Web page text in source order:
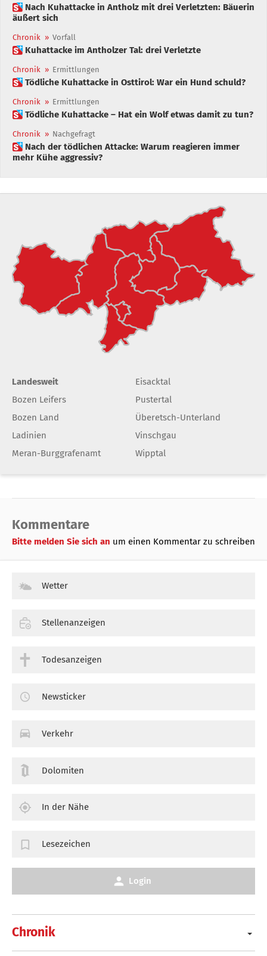
 Nach Kuhattacke in Antholz mit drei Verletzten: Bäuerin
äußert sich
Chronik » Vorfall
 Kuhattacke im Antholzer Tal: drei Verletzte
Chronik » Ermittlungen
 Tödliche Kuhattacke in Osttirol: War ein Hund schuld?
Chronik » Ermittlungen
 Tödliche Kuhattacke – Hat ein Wolf etwas damit zu tun?
Chronik » Nachgefragt
 Nach der tödlichen Attacke: Warum reagieren immer
mehr Kühe aggressiv?
Landesweit
Bozen Leifers
Bozen Land
Ladinien
Meran-Burggrafenamt
Eisacktal
Pustertal
Überetsch-Unterland
Vinschgau
Wipptal
Kommentare
Bitte melden Sie sich an um einen Kommentar zu schreiben
Chronik
Wetter
Stellenanzeigen
Todesanzeigen
Newsticker
Verkehr
Dolomiten
In der Nähe
Lesezeichen
Login